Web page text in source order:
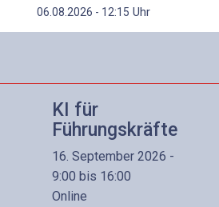
06.08.2026 - 12:15 Uhr
KI für
Führungskräfte
16. September 2026 -
9:00 bis 16:00
Online